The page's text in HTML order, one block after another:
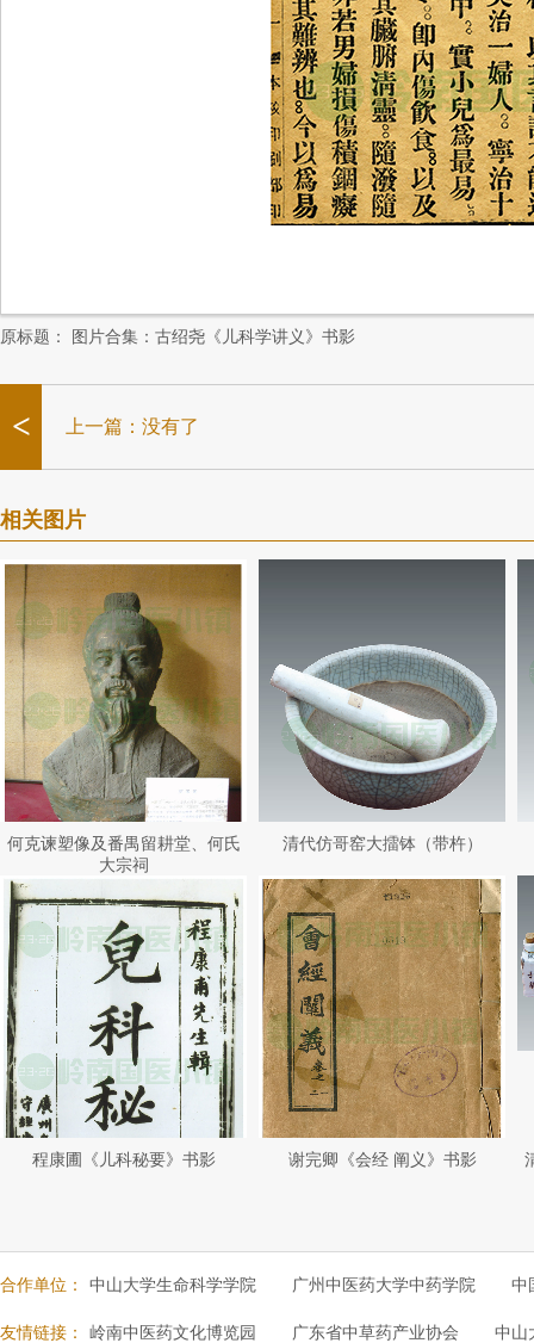
原标题： 图片合集：古绍尧《儿科学讲义》书影
< 上一篇：没有了
相关图片
何克谏塑像及番禺留耕堂、何氏
大宗祠
清代仿哥窑大擂钵（带杵）
程康圃《儿科秘要》书影 谢完卿《会经 阐义》书影
合作单位： 中山大学生命科学学院 广州中医药大学中药学院 中
友情链接： 岭南中医药文化博览园 广东省中草药产业协会 中山